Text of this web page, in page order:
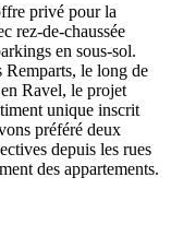
privé pour la
rez-de-chaussée
en sous-sol.
Remparts, le long de
Ravel, le projet
unique inscrit
préféré deux
depuis les rues
des appartements.